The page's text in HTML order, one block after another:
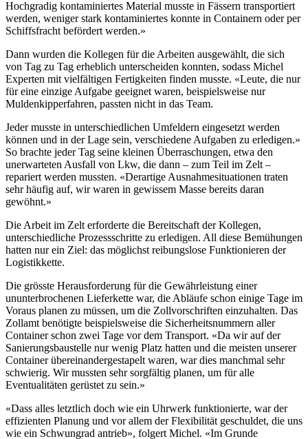
Hochgradig kontaminiertes Material musste in Fässern transportiert
werden, weniger stark kontaminiertes konnte in Containern oder per
Schiffsfracht befördert werden.»
Dann wurden die Kollegen für die Arbeiten ausgewählt, die sich
von Tag zu Tag erheblich unterscheiden konnten, sodass Michel
Experten mit vielfältigen Fertigkeiten finden musste. «Leute, die nur
für eine einzige Aufgabe geeignet waren, beispielsweise nur
Muldenkipperfahren, passten nicht in das Team.
Jeder musste in unterschiedlichen Umfeldern eingesetzt werden
können und in der Lage sein, verschiedene Aufgaben zu erledigen.»
So brachte jeder Tag seine kleinen Überraschungen, etwa den
unerwarteten Ausfall von Lkw, die dann – zum Teil im Zelt –
repariert werden mussten. «Derartige Ausnahmesituationen traten
sehr häufig auf, wir waren in gewissem Masse bereits daran
gewöhnt.»
Die Arbeit im Zelt erforderte die Bereitschaft der Kollegen,
unterschiedliche Prozessschritte zu erledigen. All diese Bemühungen
hatten nur ein Ziel: das möglichst reibungslose Funktionieren der
Logistikkette.
Die grösste Herausforderung für die Gewährleistung einer
ununterbrochenen Lieferkette war, die Abläufe schon einige Tage im
Voraus planen zu müssen, um die Zollvorschriften einzuhalten. Das
Zollamt benötigte beispielsweise die Sicherheitsnummern aller
Container schon zwei Tage vor dem Transport. «Da wir auf der
Sanierungsbaustelle nur wenig Platz hatten und die meisten unserer
Container übereinandergestapelt waren, war dies manchmal sehr
schwierig. Wir mussten sehr sorgfältig planen, um für alle
Eventualitäten gerüstet zu sein.»
«Dass alles letztlich doch wie ein Uhrwerk funktionierte, war der
effizienten Planung und vor allem der Flexibilität geschuldet, die uns
wie ein Schwungrad antrieb», folgert Michel. «Im Grunde